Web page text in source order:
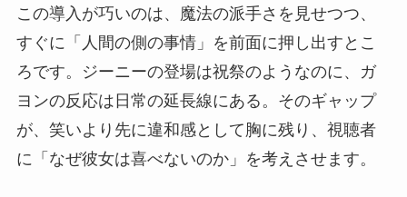
この導入が巧いのは、魔法の派手さを見せつつ、
すぐに「人間の側の事情」を前面に押し出すとこ
ろです。ジーニーの登場は祝祭のようなのに、ガ
ヨンの反応は日常の延長線にある。そのギャップ
が、笑いより先に違和感として胸に残り、視聴者
に「なぜ彼女は喜べないのか」を考えさせます。